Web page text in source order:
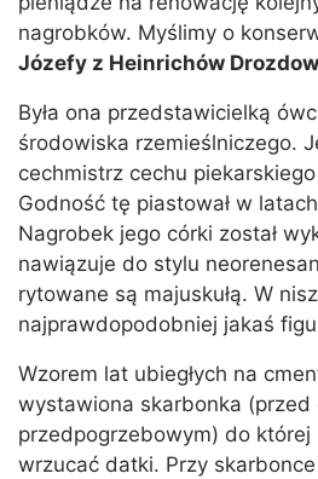
nagrobków. Myślimy o
Józefy z Heinrichów
Była ona przedstawicielką
środowiska rzemieślniczego.
cechmistrz cechu piekarskiego
Godność tę piastował w
Nagrobek jego córki został
nawiązuje do stylu
rytowane są majuskułą. W
najprawdopodobniej jakaś
Wzorem lat ubiegłych na
wystawiona skarbonka (przed
przedpogrzebowym) do której
wrzucać datki. Przy